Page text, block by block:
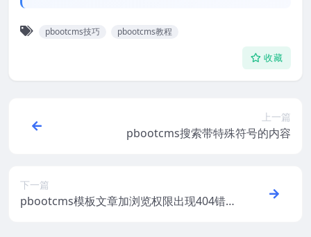
pbootcms技巧 pbootcms教程
收藏
上一篇
pbootcms搜索带特殊符号的内容
下一篇
pbootcms模板文章加浏览权限出现404错